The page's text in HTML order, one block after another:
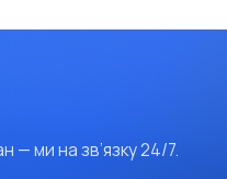
— ми на зв’язку 24/7.